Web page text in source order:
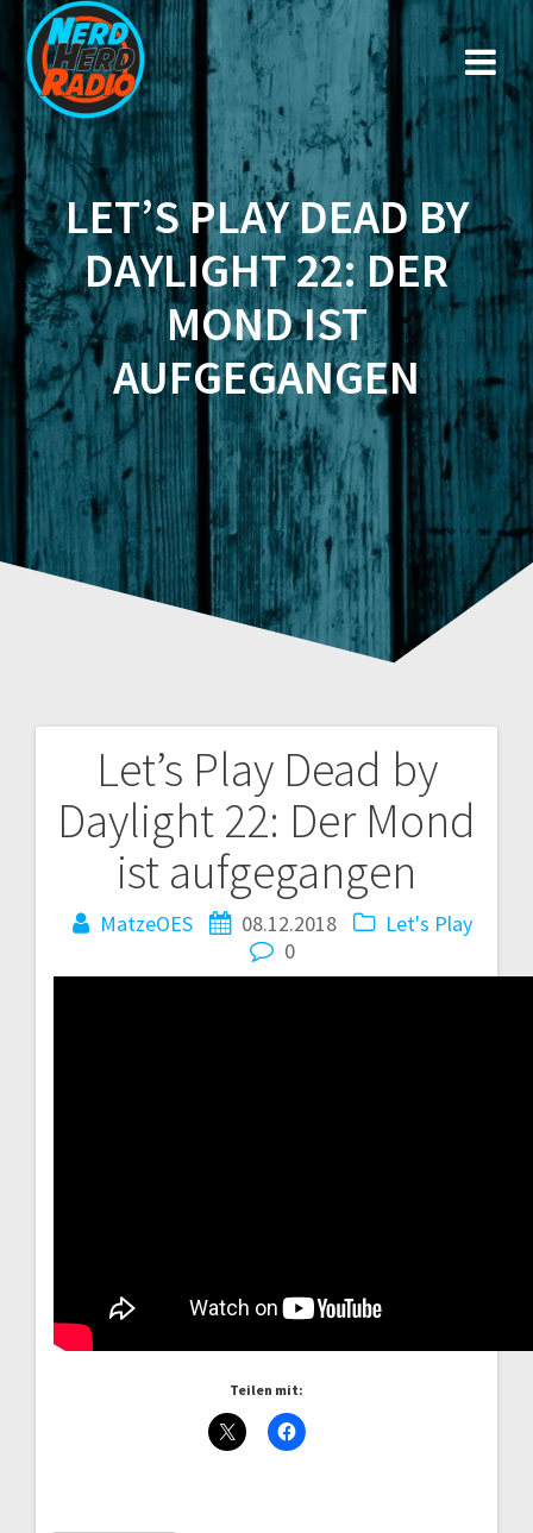
Zum
Inhalt
springen
LET’S PLAY DEAD BY
DAYLIGHT 22: DER
MOND IST
AUFGEGANGEN
Let’s Play Dead by
Daylight 22: Der Mond
ist aufgegangen
MatzeOES 08.12.2018
Let's Play
0
Teilen mit:
Beitragsnavigation